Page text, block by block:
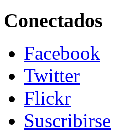
Conectados
Facebook
Twitter
Flickr
Suscribirse